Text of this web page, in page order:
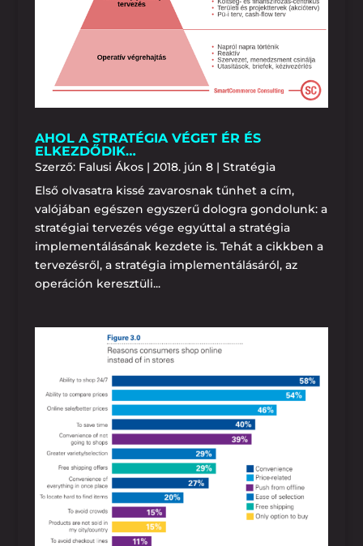
AHOL A STRATÉGIA VÉGET ÉR ÉS
ELKEZDŐDIK…
Szerző: Falusi Ákos| 2018. jún 8| Stratégia
Első olvasatra kissé zavarosnak tűnhet a cím,
valójában egészen egyszerű dologra gondolunk: a
stratégiai tervezés vége egyúttal a stratégia
implementálásának kezdete is. Tehát a cikkben a
tervezésről, a stratégia implementálásáról, az
operáción keresztüli...